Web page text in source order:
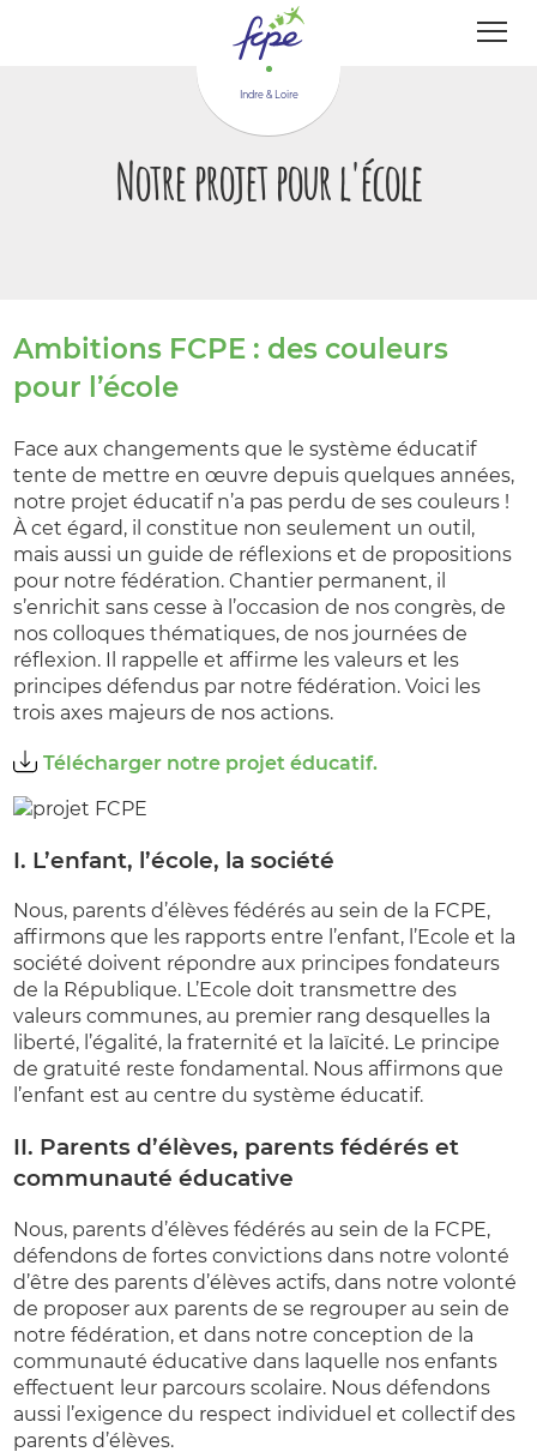
Indre & Loire
Notre projet pour l'école
Ambitions FCPE : des couleurs
pour l’école
Face aux changements que le système éducatif
tente de mettre en œuvre depuis quelques années,
notre projet éducatif n’a pas perdu de ses couleurs !
À cet égard, il constitue non seulement un outil,
mais aussi un guide de réflexions et de propositions
pour notre fédération. Chantier permanent, il
s’enrichit sans cesse à l’occasion de nos congrès, de
nos colloques thématiques, de nos journées de
réflexion. Il rappelle et affirme les valeurs et les
principes défendus par notre fédération. Voici les
trois axes majeurs de nos actions.
Télécharger notre projet éducatif.
I. L’enfant, l’école, la société
Nous, parents d’élèves fédérés au sein de la FCPE,
affirmons que les rapports entre l’enfant, l’Ecole et la
société doivent répondre aux principes fondateurs
de la République. L’Ecole doit transmettre des
valeurs communes, au premier rang desquelles la
liberté, l’égalité, la fraternité et la laïcité. Le principe
de gratuité reste fondamental. Nous affirmons que
l’enfant est au centre du système éducatif.
II. Parents d’élèves, parents fédérés et
communauté éducative
Nous, parents d’élèves fédérés au sein de la FCPE,
défendons de fortes convictions dans notre volonté
d’être des parents d’élèves actifs, dans notre volonté
de proposer aux parents de se regrouper au sein de
notre fédération, et dans notre conception de la
communauté éducative dans laquelle nos enfants
effectuent leur parcours scolaire. Nous défendons
aussi l’exigence du respect individuel et collectif des
parents d’élèves.
Panneau de gestion des cookies